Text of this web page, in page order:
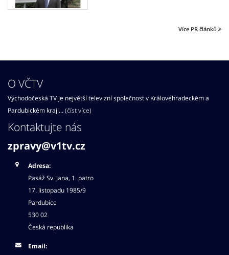
Více PR článků
O VČTV
Východočeská TV je největší televizní společnost v Královéhradeckém a
Pardubickém kraji... (číst více)
Kontaktujte nás
zpravy@v1tv.cz
Adresa:
Pasáž Sv. Jana, 1. patro
17. listopadu 1985/9
Pardubice
530 02
Česká republika
Email: